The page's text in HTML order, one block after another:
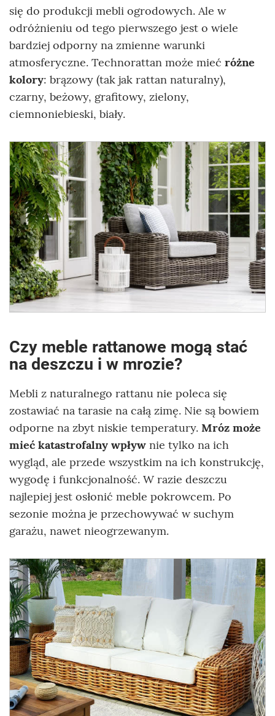
się do produkcji mebli ogrodowych. Ale w
odróżnieniu od tego pierwszego jest o wiele
bardziej odporny na zmienne warunki
atmosferyczne. Technorattan może mieć różne
kolory: brązowy (tak jak rattan naturalny),
czarny, beżowy, grafitowy, zielony,
ciemnoniebieski, biały.
Czy meble rattanowe mogą stać
na deszczu i w mrozie?
Mebli z naturalnego rattanu nie poleca się
zostawiać na tarasie na całą zimę. Nie są bowiem
odporne na zbyt niskie temperatury. Mróz może
mieć katastrofalny wpływ nie tylko na ich
wygląd, ale przede wszystkim na ich konstrukcję,
wygodę i funkcjonalność. W razie deszczu
najlepiej jest osłonić meble pokrowcem. Po
sezonie można je przechowywać w suchym
garażu, nawet nieogrzewanym.